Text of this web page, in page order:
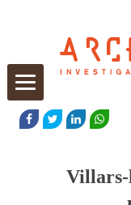
FACEBOOK
TWITTERLINKEDIN
Villars-